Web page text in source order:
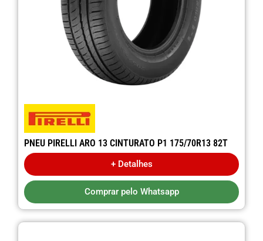
PNEU PIRELLI ARO 13 CINTURATO P1 175/70R13 82T
+ Detalhes
Comprar pelo Whatsapp